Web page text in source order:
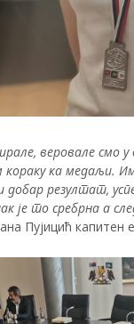
веровале смо у
ка медаљи.
резултат,
је то сребрна а
Пујицић капитен